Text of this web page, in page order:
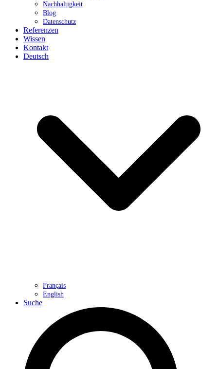
Nachhaltigkeit
Blog
Datenschutz
Referenzen
Wissen
Kontakt
Deutsch
Français
English
Suche